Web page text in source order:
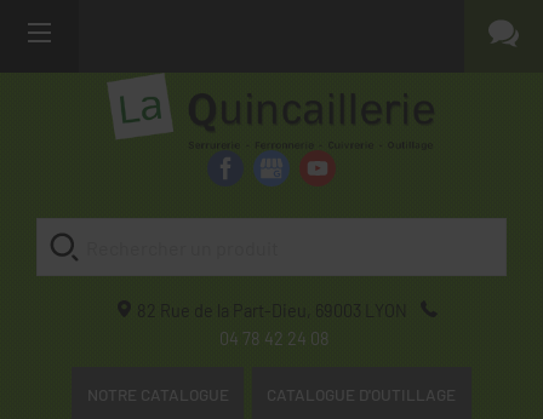
82 Rue de la Part-Dieu, 69003
LYON
04 78 42 24 08
NOTRE CATALOGUE CATALOGUE D'OUTILLAGE